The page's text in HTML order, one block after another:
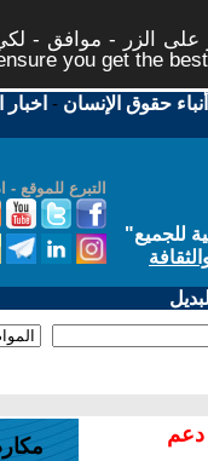
على الزر - موافق -
you get the
حقوق الإنسان -
التبرع للموقع -
للجميع"
دعم